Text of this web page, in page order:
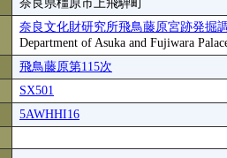
奈良県橿原市上飛騨町
奈良文化財研究所飛鳥藤原宮跡発掘
Department of Asuka and Fujiwara
飛鳥藤原第115次
SX501
5AWHHI16